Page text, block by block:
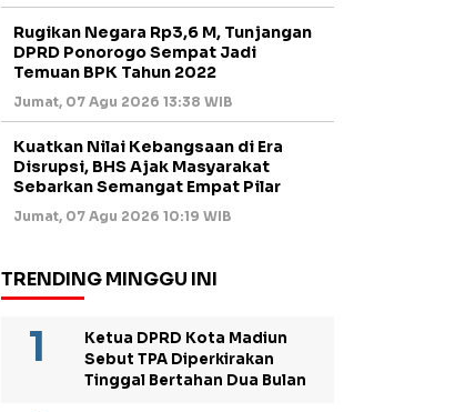
Rugikan Negara Rp3,6 M, Tunjangan
DPRD Ponorogo Sempat Jadi
Temuan BPK Tahun 2022
Jumat, 07 Agu 2026 13:38 WIB
Kuatkan Nilai Kebangsaan di Era
Disrupsi, BHS Ajak Masyarakat
Sebarkan Semangat Empat Pilar
Jumat, 07 Agu 2026 10:19 WIB
TRENDING MINGGU INI
Ketua DPRD Kota Madiun
Sebut TPA Diperkirakan
Tinggal Bertahan Dua Bulan